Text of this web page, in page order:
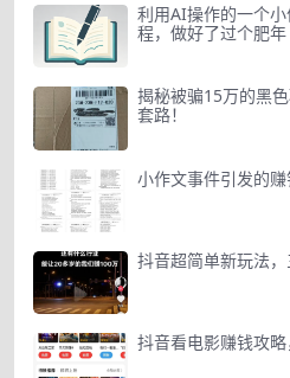
利用AI操作的一个
程，做好了过个肥年
揭秘被骗15万的黑
套路！
小作文事件引发的
抖音超简单新玩法
抖音看电影赚钱攻